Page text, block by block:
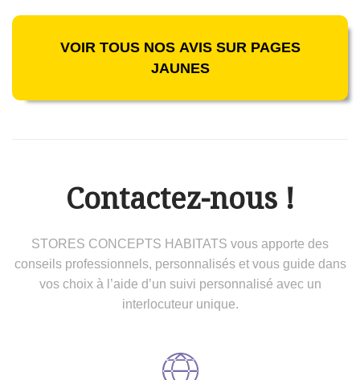
VOIR TOUS NOS AVIS SUR PAGES
JAUNES
Contactez-nous !
STORES CONCEPTS HABITATS vous apporte des
conseils professionnels, personnalisés et vous guide dans
vos choix à l’aide d’un suivi personnalisé avec un
interlocuteur unique.